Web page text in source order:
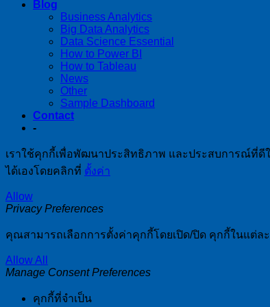
Blog
Business Analytics
Big Data Analytics
Data Science Essential
How to Power BI
How to Tableau
News
Other
Sample Dashboard
Contact
-
เราใช้คุกกี้เพื่อพัฒนาประสิทธิภาพ และประสบการณ์ที่
ได้เองโดยคลิกที่ ตั้งค่า
Allow
Privacy Preferences
คุณสามารถเลือกการตั้งค่าคุกกี้โดยเปิด/ปิด คุกกี้ในแต่ล
Allow All
Manage Consent Preferences
คุกกี้ที่จำเป็น